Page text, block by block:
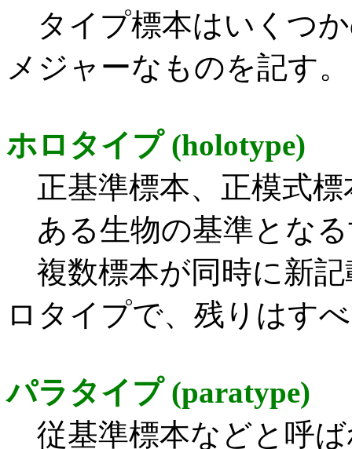
タイプ標本はいくつ
メジャーなものを記す。
ホロタイプ (holotype)
正基準標本、正模式
ある生物の基準とな
複数標本が同時に新
ロタイプで、残りはす
パラタイプ (paratype)
従基準標本などと呼